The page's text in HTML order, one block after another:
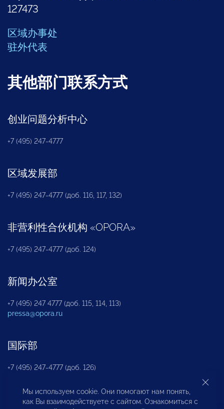
127473
区域办事处
驻外代表
其他部门联系方式
创业问题分析中心
+7 (495) 247-4777
区域发展部
+7 (495) 247-4777 (доб. 116, 117, 132)
非营利性合伙机构 «OPORA»
+7 (495) 247-4777 (доб. 124)
新闻办公室
+7 (495) 247 4777 (доб. 115, 114, 113)
pressa@opora.ru
国际部
+7 (495) 247-4777 (доб. 126)
商投权益保护部
Мы используем cookie. Они помогают нам понять,
как Вы взаимодействуете с сайтом. Ознакомиться с